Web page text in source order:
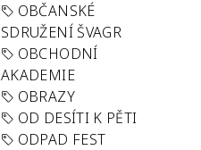
OBČANSKÉ
SDRUŽENÍ ŠVAGR
OBCHODNÍ
AKADEMIE
OBRAZY
OD DESÍTI K PĚTI
ODPAD FEST